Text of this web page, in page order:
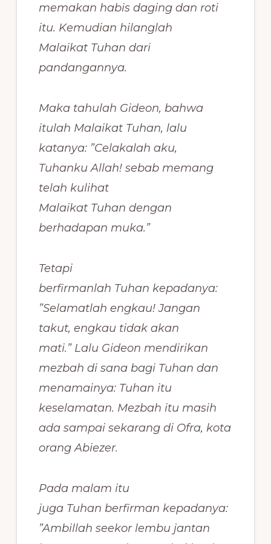
memakan habis daging dan roti
itu. Kemudian hilanglah
Malaikat Tuhan dari
pandangannya.
Maka tahulah Gideon, bahwa
itulah Malaikat Tuhan, lalu
katanya: ”Celakalah aku,
Tuhanku Allah! sebab memang
telah kulihat
Malaikat Tuhan dengan
berhadapan muka.”
Tetapi
berfirmanlah Tuhan kepadanya:
”Selamatlah engkau! Jangan
takut, engkau tidak akan
mati.” Lalu Gideon mendirikan
mezbah di sana bagi Tuhan dan
menamainya: Tuhan itu
keselamatan. Mezbah itu masih
ada sampai sekarang di Ofra, kota
orang Abiezer.
Pada malam itu
juga Tuhan berfirman kepadanya:
”Ambillah seekor lembu jantan